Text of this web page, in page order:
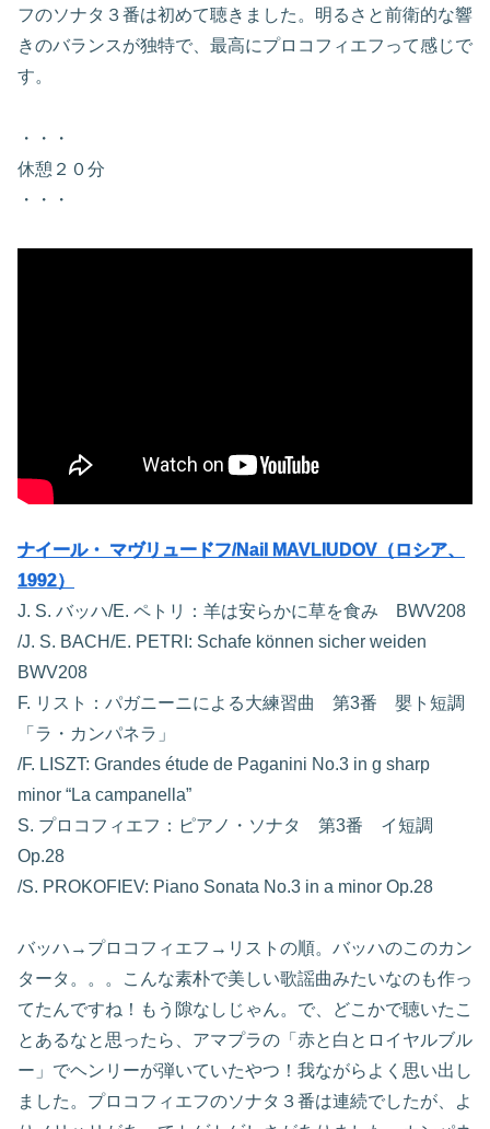
フのソナタ３番は初めて聴きました。明るさと前衛的な響
きのバランスが独特で、最高にプロコフィエフって感じで
す。
・・・
休憩２０分
・・・
ナイール・ マヴリュードフ/Nail MAVLIUDOV（ロシア、
1992）
J. S. バッハ/E. ペトリ：羊は安らかに草を食み BWV208
/J. S. BACH/E. PETRI: Schafe können sicher weiden
BWV208
F. リスト：パガニーニによる大練習曲 第3番 嬰ト短調
「ラ・カンパネラ」
/F. LISZT: Grandes étude de Paganini No.3 in g sharp
minor “La campanella”
S. プロコフィエフ：ピアノ・ソナタ 第3番 イ短調
Op.28
/S. PROKOFIEV: Piano Sonata No.3 in a minor Op.28
バッハ→プロコフィエフ→リストの順。バッハのこのカン
タータ。。。こんな素朴で美しい歌謡曲みたいなのも作っ
てたんですね！もう隙なしじゃん。で、どこかで聴いたこ
とあるなと思ったら、アマプラの「赤と白とロイヤルブル
ー」でヘンリーが弾いていたやつ！我ながらよく思い出し
ました。プロコフィエフのソナタ３番は連続でしたが、よ